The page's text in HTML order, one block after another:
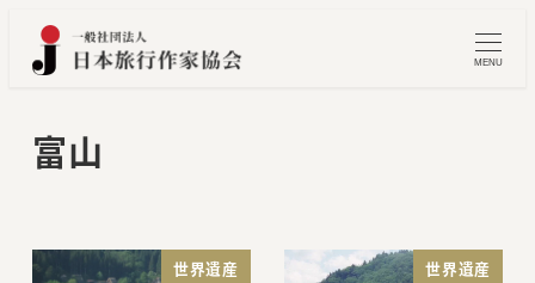
MENU
富山
世界遺産
世界遺産